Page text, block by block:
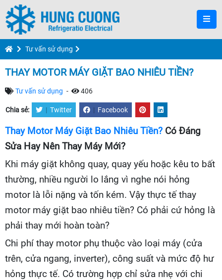
Tư vấn sử dụng
THAY MOTOR MÁY GIẶT BAO NHIÊU TIỀN?
Tư vấn sử dụng - 406
Chia sẻ: | Twitter | Facebook
Thay Motor Máy Giặt Bao Nhiêu Tiền? Có Đáng
Sửa Hay Nên Thay Máy Mới?
Khi máy giặt không quay, quay yếu hoặc kêu to bất
thường, nhiều người lo lắng vì nghe nói hỏng
motor là lỗi nặng và tốn kém. Vậy thực tế thay
motor máy giặt bao nhiêu tiền? Có phải cứ hỏng là
phải thay mới hoàn toàn?
Chi phí thay motor phụ thuộc vào loại máy (cửa
trên, cửa ngang, inverter), công suất và mức độ hư
hỏng thực tế. Có trường hợp chỉ sửa nhẹ với chi